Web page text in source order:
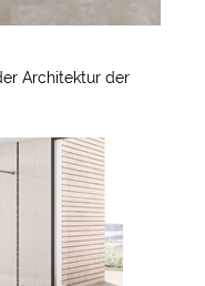
Architektur der